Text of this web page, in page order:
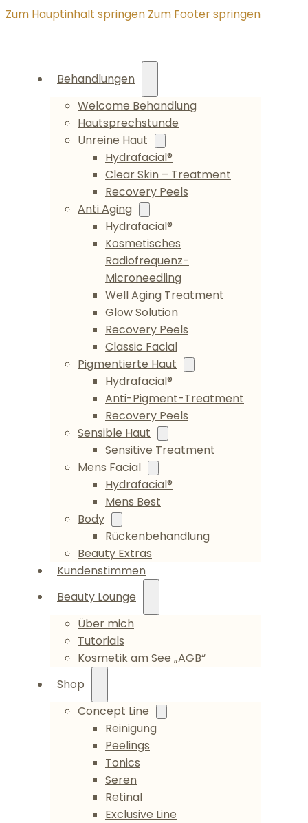
Zum Hauptinhalt springen Zum Footer springen
Behandlungen
Welcome Behandlung
Hautsprechstunde
Unreine Haut
Hydrafacial®
Clear Skin – Treatment
Recovery Peels
Anti Aging
Hydrafacial®
Kosmetisches
Radiofrequenz-
Microneedling
Well Aging Treatment
Glow Solution
Recovery Peels
Classic Facial
Pigmentierte Haut
Hydrafacial®
Anti-Pigment-Treatment
Recovery Peels
Sensible Haut
Sensitive Treatment
Mens Facial
Hydrafacial®
Mens Best
Body
Rückenbehandlung
Beauty Extras
Kundenstimmen
Beauty Lounge
Über mich
Tutorials
Kosmetik am See „AGB“
Shop
Concept Line
Reinigung
Peelings
Tonics
Seren
Retinal
Exclusive Line